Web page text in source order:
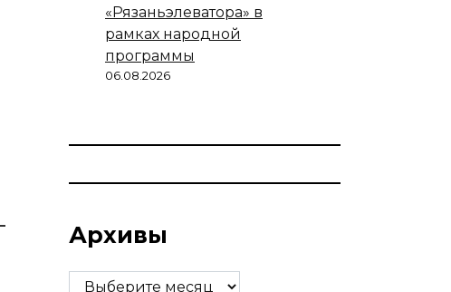
«Рязаньэлеватора» в
рамках народной
программы
06.08.2026
Архивы
Архивы